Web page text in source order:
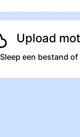
Upload
Sleep een bestand